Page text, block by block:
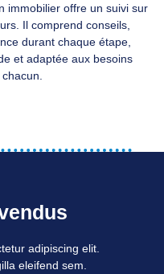
immobilier offre un suivi sur
Il comprend conseils,
durant chaque étape,
et adaptée aux besoins
adipiscing elit.
eleifend sem.